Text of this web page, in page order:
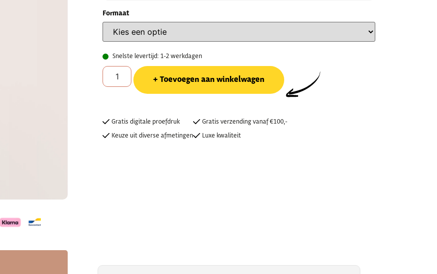
Formaat
Snelste levertijd: 1-2 werkdagen
Toevoegen aan winkelwagen
Gratis digitale proefdruk
Keuze uit diverse afmetingen
Gratis verzending vanaf €100,-
Luxe kwaliteit